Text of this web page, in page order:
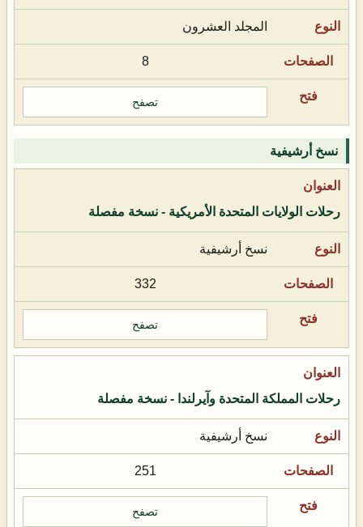
المجلد العشرون
8
تصفح
نسخ أرشيفية
رحلات الولايات المتحدة الأمريكية - نسخة مفصلة
نسخ أرشيفية
332
تصفح
رحلات المملكة المتحدة وآيرلندا - نسخة مفصلة
نسخ أرشيفية
251
تصفح